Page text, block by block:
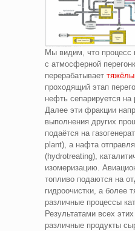
Мы видим, что процесс
с атмосферной
перерабатывает
проходящий этап
нефть сепарируется на
Далее эти фракции
выполнения других
подаётся на
plant), а нафта
(hydrotreating),
изомеризацию.
топливо подаются на
гидроочистки, а
различные процессы
Результатами всех
различные продукты